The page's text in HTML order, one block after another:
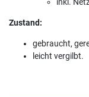
Zustand:
gebraucht,
leicht vergilbt.